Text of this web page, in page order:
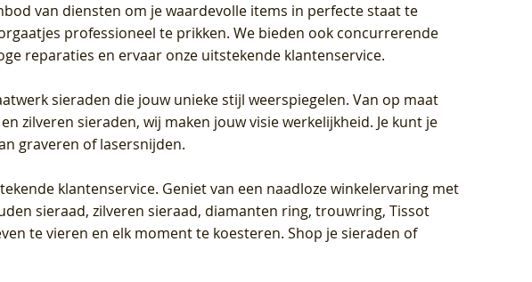
van diensten om je waardevolle items in perfecte staat te
professioneel te prikken. We bieden ook concurrerende
reparaties en ervaar onze uitstekende klantenservice.
sieraden die jouw unieke stijl weerspiegelen. Van op maat
zilveren sieraden, wij maken jouw visie werkelijkheid. Je kunt je
graveren of lasersnijden.
klantenservice. Geniet van een naadloze winkelervaring met
sieraad, zilveren sieraad, diamanten ring, trouwring, Tissot
te vieren en elk moment te koesteren. Shop je sieraden of